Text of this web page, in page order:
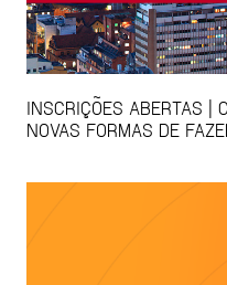
INSCRIÇÕES ABERTAS |
NOVAS FORMAS DE